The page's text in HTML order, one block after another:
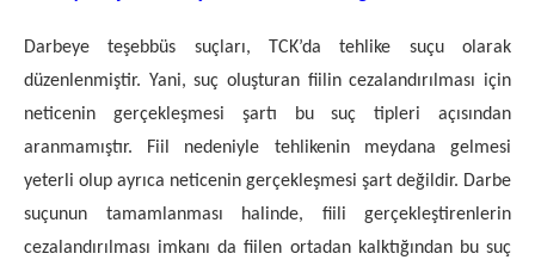
Darbeye teşebbüs suçları, TCK’da tehlike suçu olarak
düzenlenmiştir. Yani, suç oluşturan fiilin cezalandırılması için
neticenin gerçekleşmesi şartı bu suç tipleri açısından
aranmamıştır. Fiil nedeniyle tehlikenin meydana gelmesi
yeterli olup ayrıca neticenin gerçekleşmesi şart değildir. Darbe
suçunun tamamlanması halinde, fiili gerçekleştirenlerin
cezalandırılması imkanı da fiilen ortadan kalktığından bu suç